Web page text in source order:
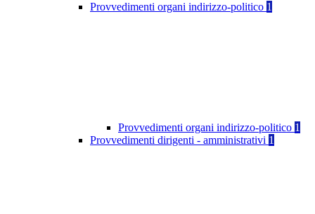
Provvedimenti organi indirizzo-politico 1
Provvedimenti organi indirizzo-politico 1
Provvedimenti dirigenti - amministrativi 1